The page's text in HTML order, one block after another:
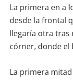
La primera en a
desde la frontal
llegaría otra tras
córner, donde el
La primera